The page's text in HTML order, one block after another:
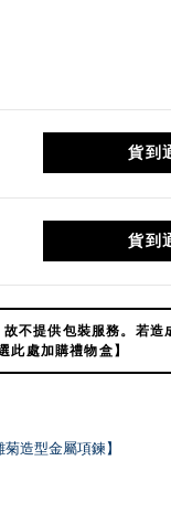
貨到
貨到
不提供包裝服務。若造
此處加購禮物盒】
菊造型金屬項鍊】